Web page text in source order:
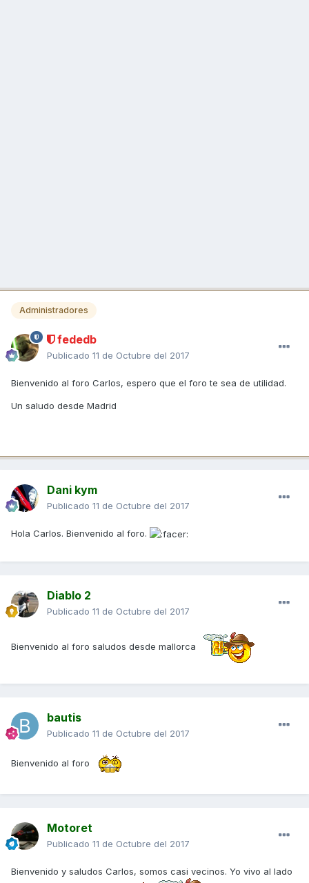
Administradores
fededb
Publicado 11 de Octubre del 2017
Bienvenido al foro Carlos, espero que el foro te sea de utilidad.
Un saludo desde Madrid
Dani kym
Publicado 11 de Octubre del 2017
Hola Carlos. Bienvenido al foro.
Diablo 2
Publicado 11 de Octubre del 2017
Bienvenido al foro saludos desde mallorca
bautis
Publicado 11 de Octubre del 2017
Bienvenido al foro
Motoret
Publicado 11 de Octubre del 2017
Bienvenido y saludos Carlos, somos casi vecinos. Yo vivo al lado